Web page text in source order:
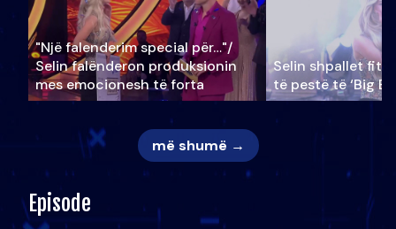
"Një falenderim special për…"/
Selin falënderon produksionin
mes emocionesh të forta
Selin shpallet
të pestë të ‘Big
më shumë →
Episode